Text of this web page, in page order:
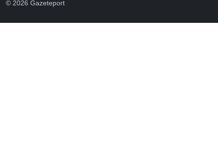
© 2026 Gazeteport